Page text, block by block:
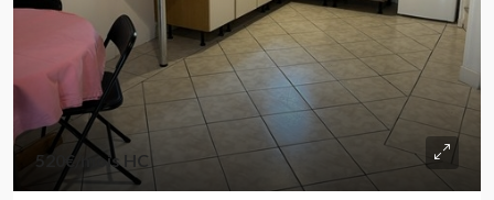
520€/mois HC